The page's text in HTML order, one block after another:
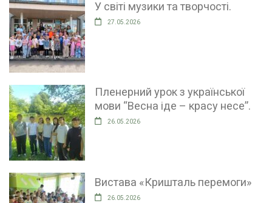
У світі музики та творчості.
27.05.2026
Пленерний урок з української
мови “Весна іде – красу несе”.
26.05.2026
Вистава «Кришталь перемоги»
26.05.2026